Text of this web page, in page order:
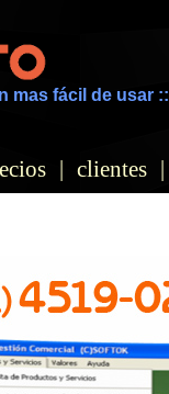
mas fácil de usar ::
| clientes|